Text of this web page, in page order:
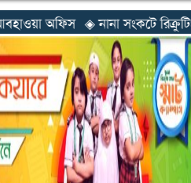
রিক্রুটিং এজেন্সি, হুমকির মুখে